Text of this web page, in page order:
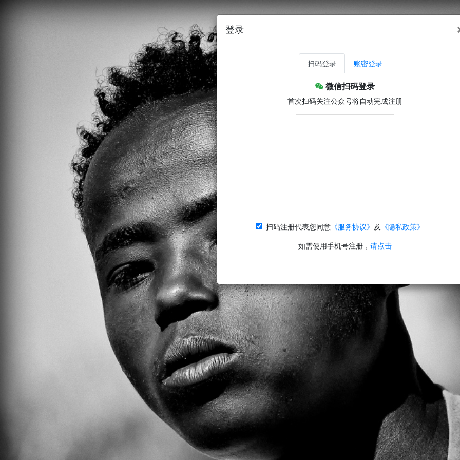
登录
扫码登录 账密登录
微信扫码登录
首次扫码关注公众号将自动完成注册
扫码注册代表您同意 《服务协议》 及 《隐私政策》
如需使用手机号注册， 请点击